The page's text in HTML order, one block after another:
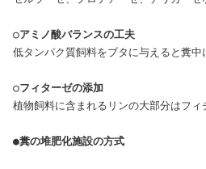
○アミノ酸バランスの工夫
低タンパク質飼料をブタに与えると糞
○フィターゼの添加
植物飼料に含まれるリンの大部分はフ
●糞の堆肥化施設の方式